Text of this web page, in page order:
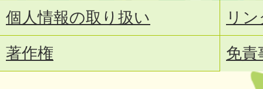
個人情報の取り扱い
リ
著作権
免責